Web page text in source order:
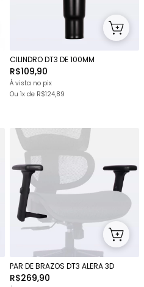
CILINDRO DT3 DE 100MM
R$109,90
À vista no pix
Ou 1x de R$124,89
PAR DE BRAZOS DT3 ALERA 3D
R$269,90